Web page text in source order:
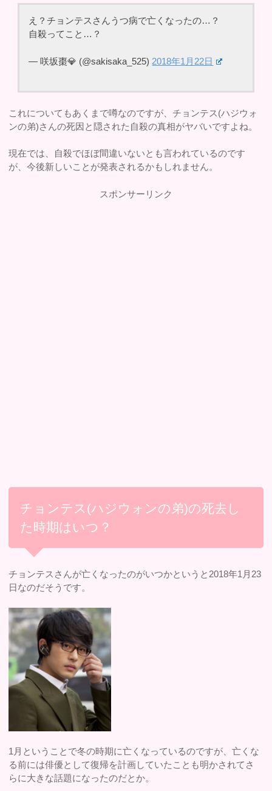
え？チョンテスさんうつ病で亡くなったの…？
自殺ってこと…？
— 咲坂棗💎 (@sakisaka_525) 2018年1月22日
これについてもあくまで噂なのですが、チョンテス(ハジウォ
ンの弟)さんの死因と隠された自殺の真相がヤバいですよね。
現在では、自殺でほぼ間違いないとも言われているのです
が、今後新しいことが発表されるかもしれません。
スポンサーリンク
チョンテス(ハジウォンの弟)の死去し
た時期はいつ？
チョンテスさんが亡くなったのがいつかというと2018年1月23
日なのだそうです。
1月ということで冬の時期に亡くなっているのですが、亡くな
る前には俳優として復帰を計画していたことも明かされてさ
らに大きな話題になったのだとか。